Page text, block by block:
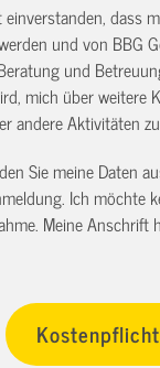
dass
und von BBG
und
mich über weitere
andere Aktivitäten
Sie meine Daten
Ich möchte
Meine Anschrift